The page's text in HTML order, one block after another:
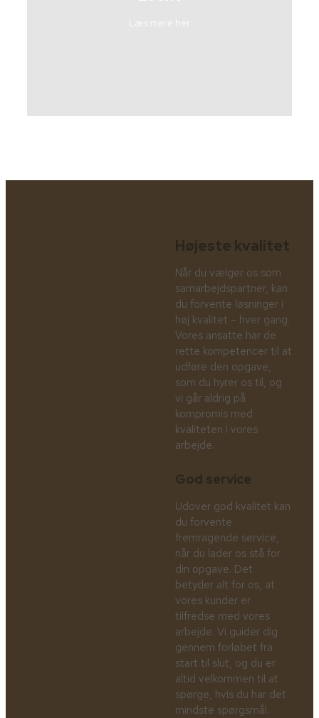
Læs mere her
Højeste kvalitet
Når du vælger os som
samarbejdspartner, kan
du forvente løsninger i
høj kvalitet – hver gang.
Vores ansatte har de
rette kompetencer til at
udføre den opgave,
som du hyrer os til, og
vi går aldrig på
kompromis med
kvaliteten i vores
arbejde.
God service
Udover god kvalitet kan
du forvente
fremragende service,
når du lader os stå for
din opgave. Det
betyder alt for os, at
vores kunder er
tilfredse med vores
arbejde. Vi guider dig
gennem forløbet fra
start til slut, og du er
altid velkommen til at
spørge, hvis du har det
mindste spørgsmål.